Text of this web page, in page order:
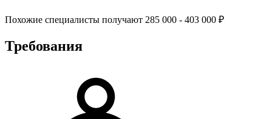
Похожие специалисты получают 285 000 - 403 000 ₽
Требования